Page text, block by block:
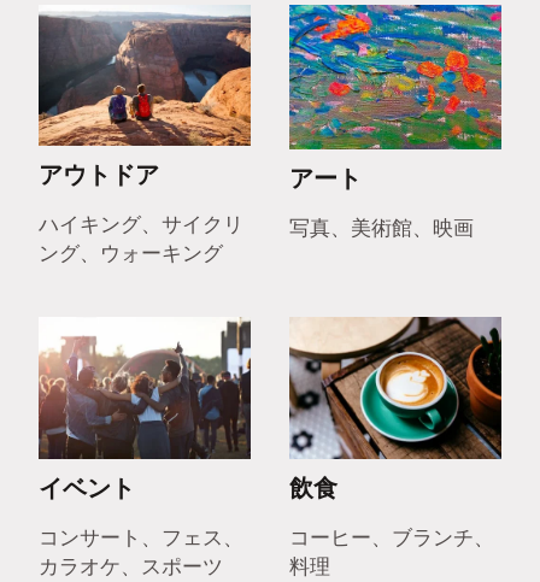
アウトドア
ハイキング、サイクリ
ング、ウォーキング
アート
写真、美術館、映画
イベント
コンサート、フェス、
カラオケ、スポーツ
飲食
コーヒー、ブランチ、
料理